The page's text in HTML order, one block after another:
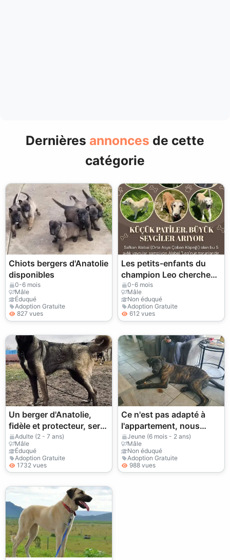
Dernières annonces de cette
catégorie
Chiots bergers d'Anatolie
disponibles
0-6 mois
Mâle
Éduqué
Adoption Gratuite
827 vues
Les petits-enfants du
champion Leo cherchent
un foyer (il s'agit d'une
ligne WhatsApp, vous ne
pouvez nous joindre que
par ce biais).
0-6 mois
Mâle
Non éduqué
Adoption Gratuite
612 vues
Un berger d'Anatolie,
fidèle et protecteur, sera
proposé à l'adoption.
Adulte (2 - 7 ans)
Mâle
Éduqué
Adoption Gratuite
1732 vues
Ce n'est pas adapté à
l'appartement, nous
nous en sommes rendu
compte trop tard.
Jeune (6 mois - 2 ans)
Mâle
Non éduqué
Adoption Gratuite
988 vues